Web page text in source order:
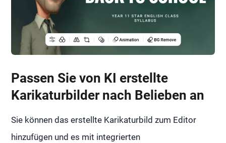
Passen Sie von KI erstellte
Karikaturbilder nach Belieben an
Sie können das erstellte Karikaturbild zum Editor
hinzufügen und es mit integrierten